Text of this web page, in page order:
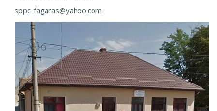
sppc_fagaras@yahoo.com